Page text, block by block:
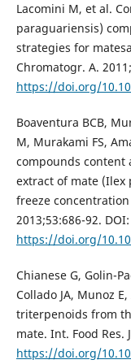
Lacomini M, et al.
paraguariensis)
strategies for
Chromatogr. A.
https://doi.org/
Boaventura BCB,
M, Murakami FS,
compounds content
extract of mate (Ilex
freeze concentration
2013;53:686-92. DOI:
https://doi.org/
Chianese G, Golin-
Collado JA, Munoz
triterpenoids from
mate. Int. Food Res.
https://doi.org/